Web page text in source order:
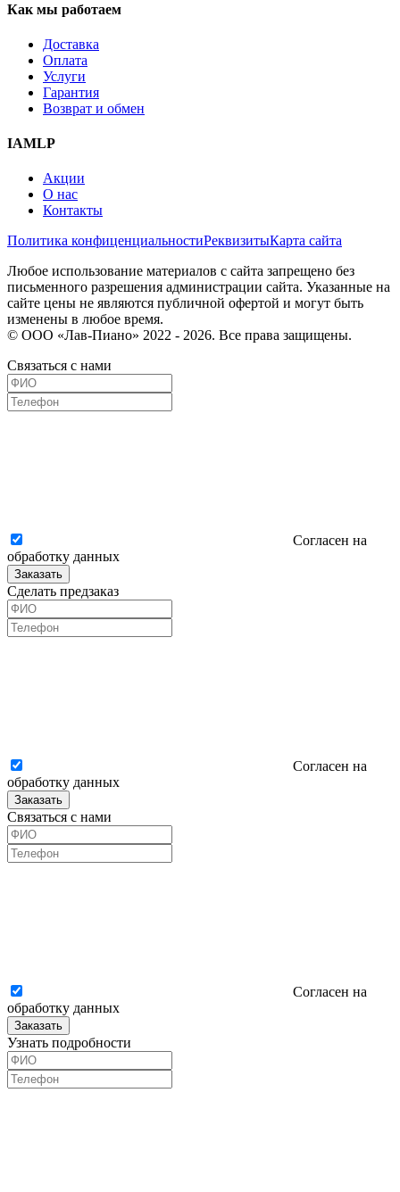
Как мы работаем
Доставка
Оплата
Услуги
Гарантия
Возврат и обмен
IAMLP
Акции
О нас
Контакты
Политика конфиценциальностиРеквизитыКарта сайта
Любое использование материалов с сайта запрещено без
письменного разрешения администрации сайта. Указанные на
сайте цены не являются публичной офертой и могут быть
изменены в любое время.
© ООО «Лав-Пиано» 2022 - 2026. Все права защищены.
Связаться с нами
Согласен на
обработку данных
Заказать
Сделать предзаказ
Согласен на
обработку данных
Заказать
Связаться с нами
Согласен на
обработку данных
Заказать
Узнать подробности